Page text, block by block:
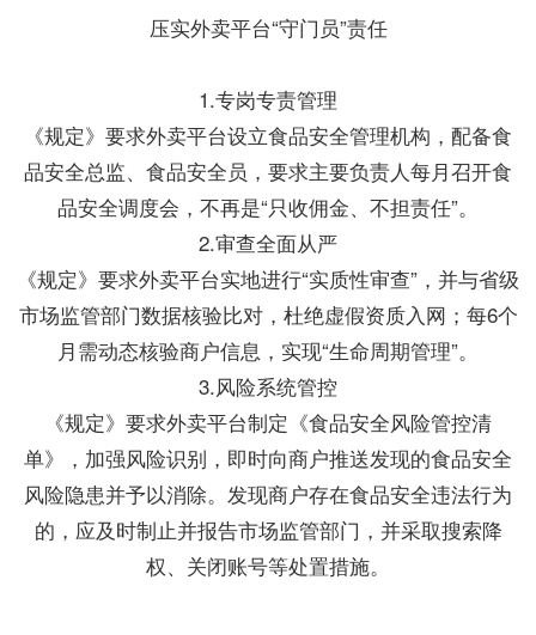
压实外卖平台“守门员”责任
1.专岗专责管理
《规定》要求外卖平台设立食品安全管理机构，配备食
品安全总监、食品安全员，要求主要负责人每月召开食
品安全调度会，不再是“只收佣金、不担责任”。
2.审查全面从严
《规定》要求外卖平台实地进行“实质性审查”，并与省级
市场监管部门数据核验比对，杜绝虚假资质入网；每6个
月需动态核验商户信息，实现“生命周期管理”。
3.风险系统管控
《规定》要求外卖平台制定《食品安全风险管控清
单》，加强风险识别，即时向商户推送发现的食品安全
风险隐患并予以消除。发现商户存在食品安全违法行为
的，应及时制止并报告市场监管部门，并采取搜索降
权、关闭账号等处置措施。